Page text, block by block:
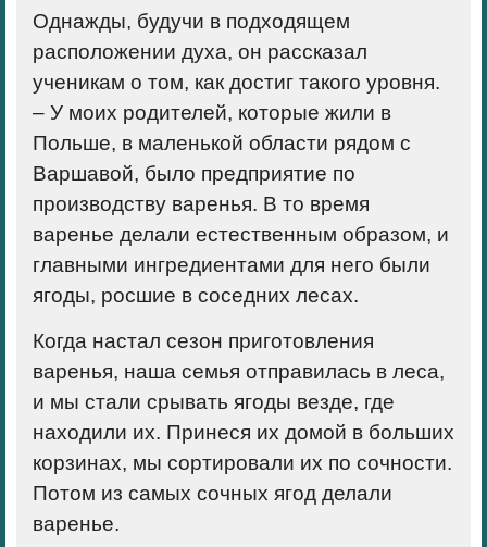
Однажды, будучи в подходящем
расположении духа, он рассказал
ученикам о том, как достиг такого уровня.
– У моих родителей, которые жили в
Польше, в маленькой области рядом с
Варшавой, было предприятие по
производству варенья. В то время
варенье делали естественным образом, и
главными ингредиентами для него были
ягоды, росшие в соседних лесах.
Когда настал сезон приготовления
варенья, наша семья отправилась в леса,
и мы стали срывать ягоды везде, где
находили их. Принеся их домой в больших
корзинах, мы сортировали их по сочности.
Потом из самых сочных ягод делали
варенье.